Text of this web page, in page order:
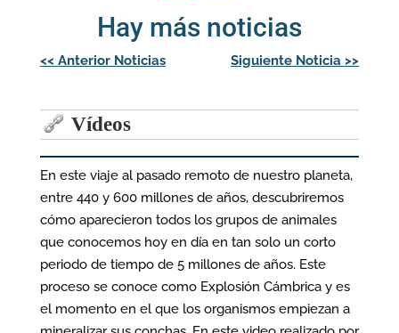
Hay más noticias
Navegación
de
<< Anterior Noticias Siguiente Noticia >>
Vídeos
En este viaje al pasado remoto de nuestro planeta,
entre 440 y 600 millones de años, descubriremos
cómo aparecieron todos los grupos de animales
que conocemos hoy en día en tan solo un corto
periodo de tiempo de 5 millones de años. Este
proceso se conoce como Explosión Cámbrica y es
el momento en el que los organismos empiezan a